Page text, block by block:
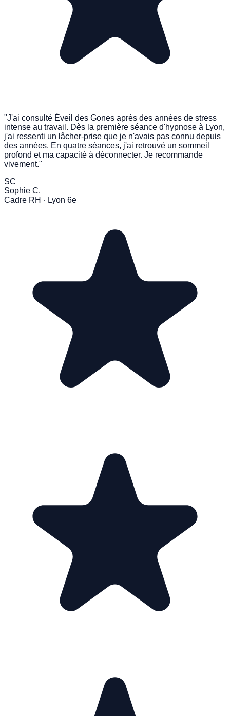
"J'ai consulté Éveil des Gones après des années de stress
intense au travail. Dès la première séance d'hypnose à Lyon,
j'ai ressenti un lâcher-prise que je n'avais pas connu depuis
des années. En quatre séances, j'ai retrouvé un sommeil
profond et ma capacité à déconnecter. Je recommande
vivement."
SC
Sophie C.
Cadre RH · Lyon 6e